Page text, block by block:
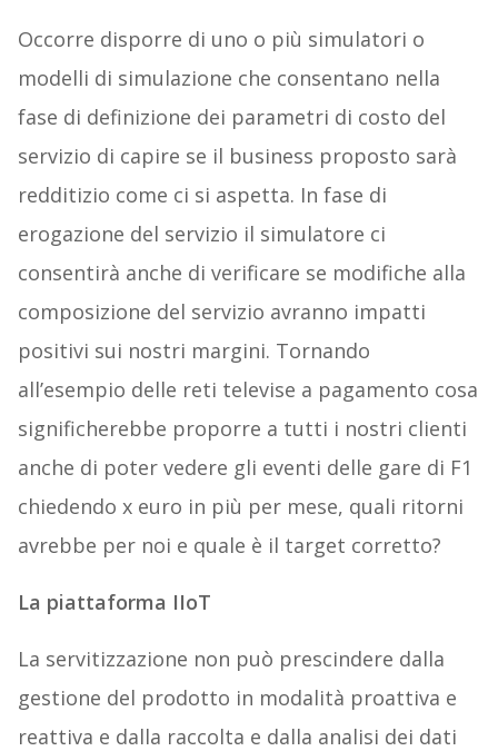
Occorre disporre di uno o più simulatori o
modelli di simulazione che consentano nella
fase di definizione dei parametri di costo del
servizio di capire se il business proposto sarà
redditizio come ci si aspetta. In fase di
erogazione del servizio il simulatore ci
consentirà anche di verificare se modifiche alla
composizione del servizio avranno impatti
positivi sui nostri margini. Tornando
all’esempio delle reti televise a pagamento cosa
significherebbe proporre a tutti i nostri clienti
anche di poter vedere gli eventi delle gare di F1
chiedendo x euro in più per mese, quali ritorni
avrebbe per noi e quale è il target corretto?
La piattaforma IIoT
La servitizzazione non può prescindere dalla
gestione del prodotto in modalità proattiva e
reattiva e dalla raccolta e dalla analisi dei dati